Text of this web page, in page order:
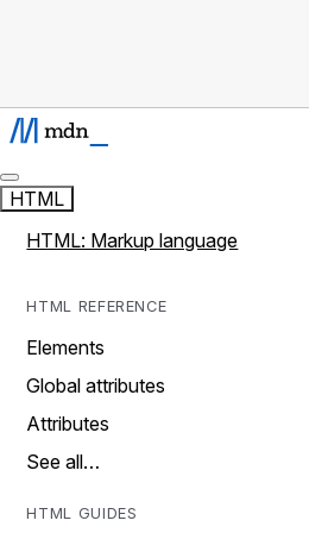
HTML
HTML: Markup language
HTML REFERENCE
Elements
Global attributes
Attributes
See all…
HTML GUIDES